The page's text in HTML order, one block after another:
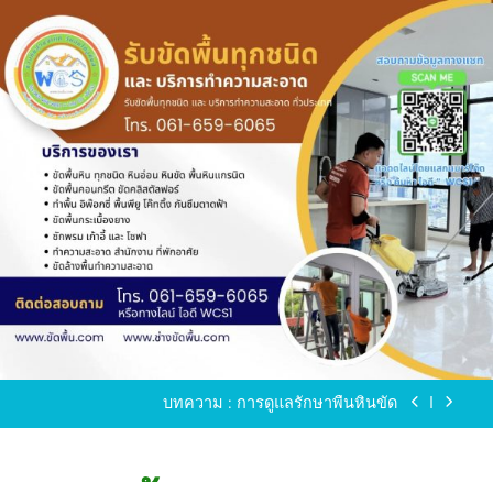
to
content
ขัดพื้นหินขัด อบต.แหลมบัวนครปฐม
ขัดพื้นหินอ่อน โทร.0616596065 ไลน์ WCS1
บทความ : การดูแลรักษาพื้นหินขัด